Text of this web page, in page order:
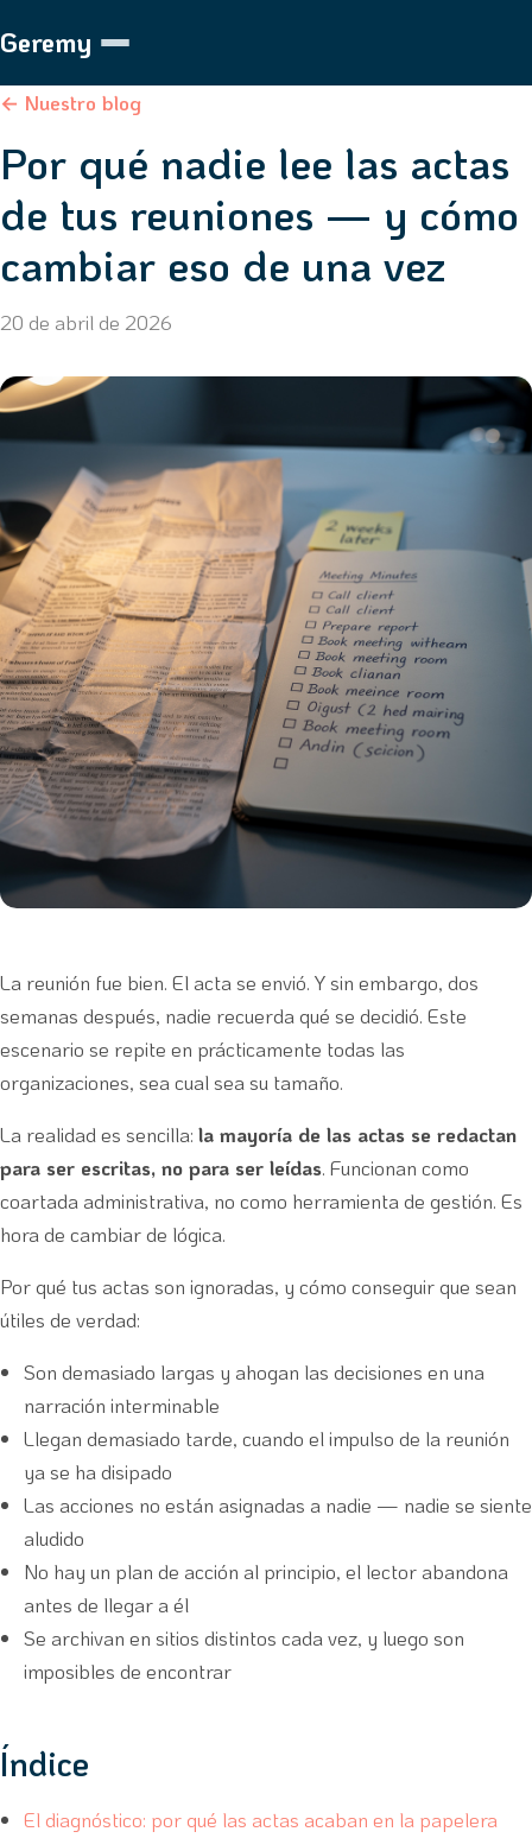
Geremy
← Nuestro blog
Por qué nadie lee las actas
de tus reuniones — y cómo
cambiar eso de una vez
20 de abril de 2026
La reunión fue bien. El acta se envió. Y sin embargo, dos
semanas después, nadie recuerda qué se decidió. Este
escenario se repite en prácticamente todas las
organizaciones, sea cual sea su tamaño.
La realidad es sencilla: la mayoría de las actas se redactan
para ser escritas, no para ser leídas. Funcionan como
coartada administrativa, no como herramienta de gestión. Es
hora de cambiar de lógica.
Por qué tus actas son ignoradas, y cómo conseguir que sean
útiles de verdad:
Son demasiado largas y ahogan las decisiones en una
narración interminable
Llegan demasiado tarde, cuando el impulso de la reunión
ya se ha disipado
Las acciones no están asignadas a nadie — nadie se siente
aludido
No hay un plan de acción al principio, el lector abandona
antes de llegar a él
Se archivan en sitios distintos cada vez, y luego son
imposibles de encontrar
Índice
El diagnóstico: por qué las actas acaban en la papelera